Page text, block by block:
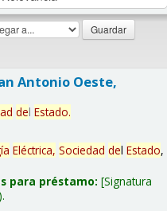
Antonio Oeste,
del Estado.
Eléctrica, Sociedad del Estado,
para préstamo: Signatura